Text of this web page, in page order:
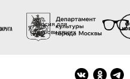
Версия для
слабовидящих